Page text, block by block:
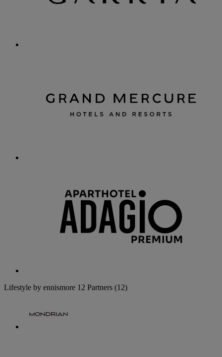
Lifestyle by ennismore 12 Partners (12)